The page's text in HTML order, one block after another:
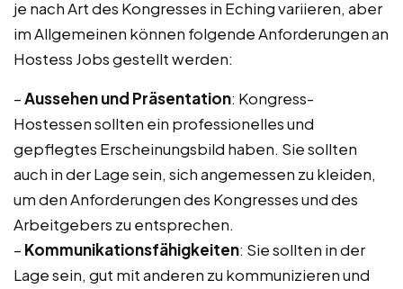
je nach Art des Kongresses in Eching variieren, aber
im Allgemeinen können folgende Anforderungen an
Hostess Jobs gestellt werden:
–Aussehen und Präsentation: Kongress-
Hostessen sollten ein professionelles und
gepflegtes Erscheinungsbild haben. Sie sollten
auch in der Lage sein, sich angemessen zu kleiden,
um den Anforderungen des Kongresses und des
Arbeitgebers zu entsprechen.
– Kommunikationsfähigkeiten: Sie sollten in der
Lage sein, gut mit anderen zu kommunizieren und